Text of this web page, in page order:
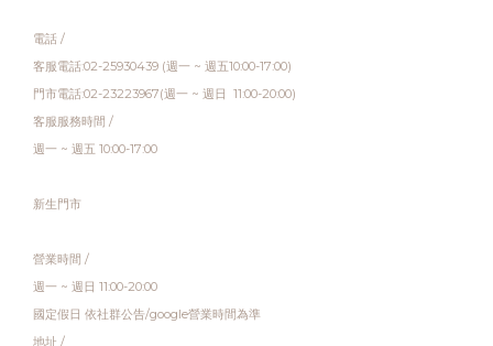
電話 /
客服電話:02-25930439 (週一 ~ 週五10:00-17:00)
門市電話:02-23223967(週一 ~ 週日 11:00-20:00)
客服服務時間 /
週一 ~ 週五 10:00-17:00
新生門市
營業時間 /
週一 ~ 週日 11:00-20:00
國定假日 依社群公告/google營業時間為準
地址 /